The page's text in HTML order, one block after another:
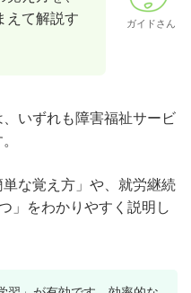
えて解説す
ガイドさん
いずれも障害福祉サービ
な覚え方」や、就労継続
」をわかりやすく説明し